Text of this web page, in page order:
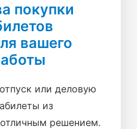
покупки
вашего
или деловую
из
решением.